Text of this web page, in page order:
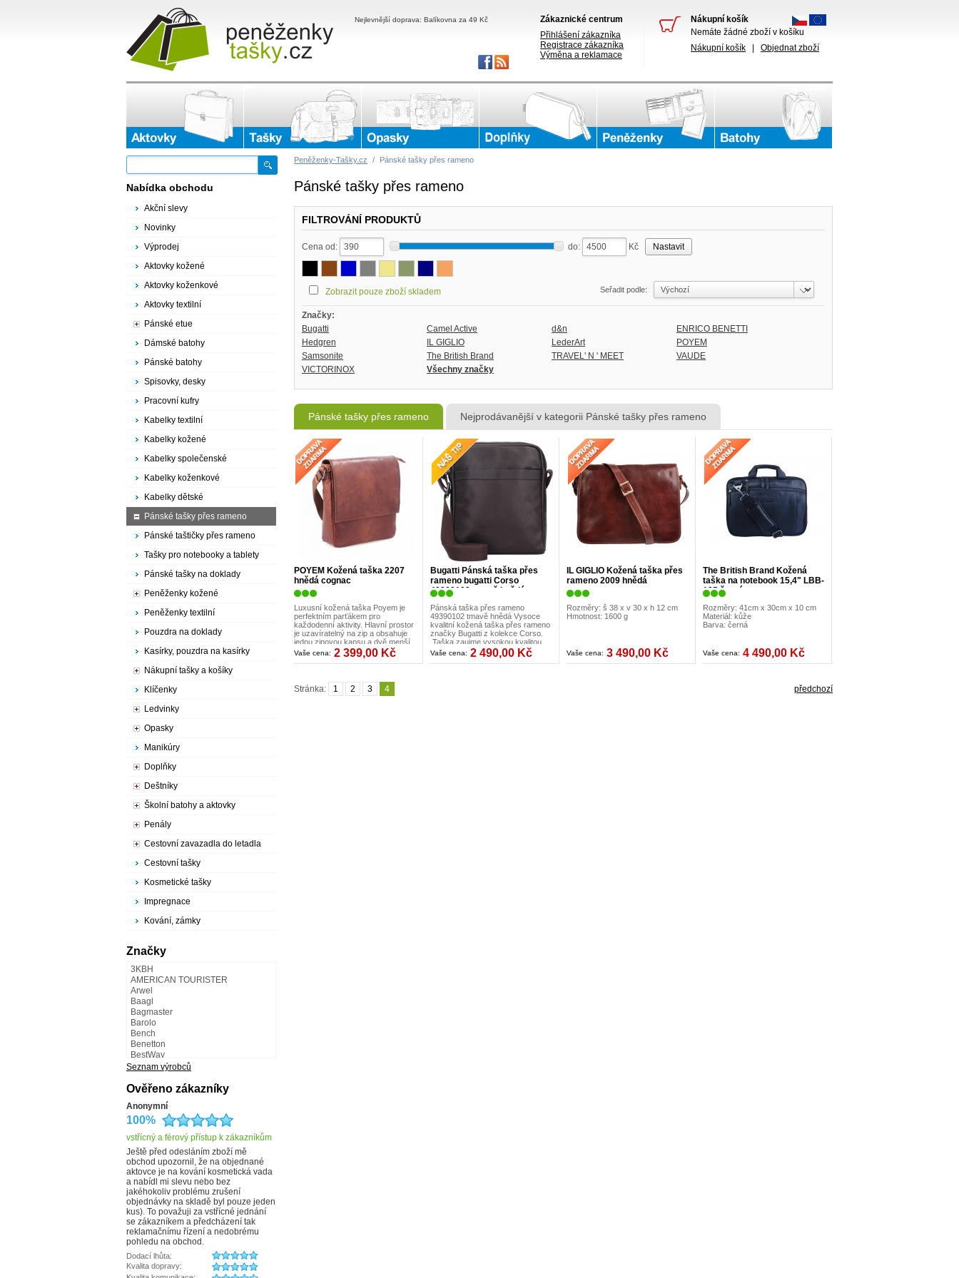
Nejlevnější doprava: Balíkovna za 49 Kč
Zákaznické centrum
Přihlášení zákazníka
Registrace zákazníka
Výměna a reklamace
Nákupní košík
Nemáte žádné zboží v košíku
Nákupní košík
Objednat zboží
Peněženky-Tašky.cz / Pánské tašky přes rameno
Pánské tašky přes rameno
FILTROVÁNÍ PRODUKTŮ
Cena od: do: Kč
Zobrazit pouze zboží skladem Seřadit podle:
Značky:
Bugatti
Camel Active d&n
ENRICO BENETTI
Hedgren
IL GIGLIO LederArt
POYEM
Samsonite
The British Brand TRAVEL' N ' MEET
VAUDE
VICTORINOX
Všechny značky
Pánské tašky přes rameno Nejprodávanější v kategorii Pánské tašky přes rameno
POYEM Kožená taška 2207
hnědá cognac
Luxusní kožená taška Poyem je
perfektním parťákem pro
každodenní aktivity. Hlavní prostor
je uzavíratelný na zip a obsahuje
jednu zipovou kapsu a dvě menší
kapsy na drobnosti.
Vaše cena: 2 399,00 Kč
Bugatti Pánská taška přes
rameno bugatti Corso
49390102 tmavě hnědá
Pánská taška přes rameno
49390102 tmavě hnědá Vysoce
kvalitní kožená taška přes rameno
značky Bugatti z kolekce Corso.
Taška zaujme vysokou kvalitou
zpracování a
funkčností. Nadčasový elegantní
Vaše cena: 2 490,00 Kč
IL GIGLIO Kožená taška přes
rameno 2009 hnědá
Rozměry: š 38 x v 30 x h 12 cm
Hmotnost: 1600 g
Vaše cena: 3 490,00 Kč
The British Brand Kožená
taška na notebook 15,4" LBB-
125 černá
Rozměry: 41cm x 30cm x 10 cm
Materiál: kůže
Barva: černá
Vaše cena: 4 490,00 Kč
Stránka: 1 2 3 4 předchozí
Nabídka obchodu
Akční slevy
Novinky
Výprodej
Aktovky kožené
Aktovky koženkové
Aktovky textilní
Pánské etue
Dámské batohy
Pánské batohy
Spisovky, desky
Pracovní kufry
Kabelky textilní
Kabelky kožené
Kabelky společenské
Kabelky koženkové
Kabelky dětské
Pánské tašky přes rameno
Pánské taštičky přes rameno
Tašky pro notebooky a tablety
Pánské tašky na doklady
Peněženky kožené
Peněženky textilní
Pouzdra na doklady
Kasírky, pouzdra na kasírky
Nákupní tašky a košíky
Klíčenky
Ledvinky
Opasky
Manikúry
Doplňky
Deštníky
Školní batohy a aktovky
Penály
Cestovní zavazadla do letadla
Cestovní tašky
Kosmetické tašky
Impregnace
Kování, zámky
Značky
3KBH
AMERICAN TOURISTER
Arwel
Baagl
Bagmaster
Barolo
Bench
Benetton
BestWay
BestWay - Fabrizio
Bugatti
Carmelo
CATERPILLAR
CHARM LONDON
Collonil
COOL
Cosset
Česká výroba
d&n
Dark Dudes
debbi
derby
Doba ledová
Doppler
DUP
Elega
ENRICO BENETTI
Seznam výrobců
Ověřeno zákazníky
Anonymní
100%
vstřícný a férový přístup k zákazníkům
Ještě před odesláním zboží mě
obchod upozornil, že na objednané
aktovce je na kování kosmetická vada
a nabídl mi slevu nebo bez
jakéhokoliv problému zrušení
objednávky na skladě byl pouze jeden
kus). To považuji za vstřícné jednání
se zákazníkem a předcházení tak
reklamačnímu řízení a nedobrému
pohledu na obchod.
Dodací lhůta:
Kvalita dopravy: